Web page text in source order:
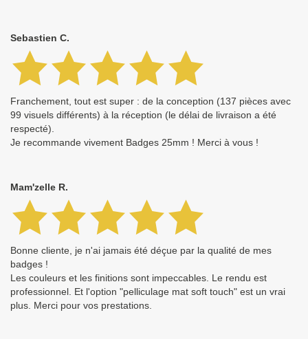
Sebastien C.
Franchement, tout est super : de la conception (137 pièces avec
99 visuels différents) à la réception (le délai de livraison a été
respecté).
Je recommande vivement Badges 25mm ! Merci à vous !
Mam'zelle R.
Bonne cliente, je n'ai jamais été déçue par la qualité de mes
badges !
Les couleurs et les finitions sont impeccables. Le rendu est
professionnel. Et l'option "pelliculage mat soft touch" est un vrai
plus. Merci pour vos prestations.